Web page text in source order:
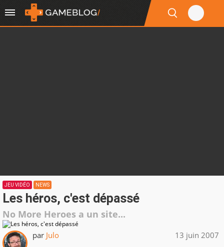
JEU VIDÉO NEWS
Les héros, c'est dépassé
No More Heroes a un site...
par Julo 13 juin 2007